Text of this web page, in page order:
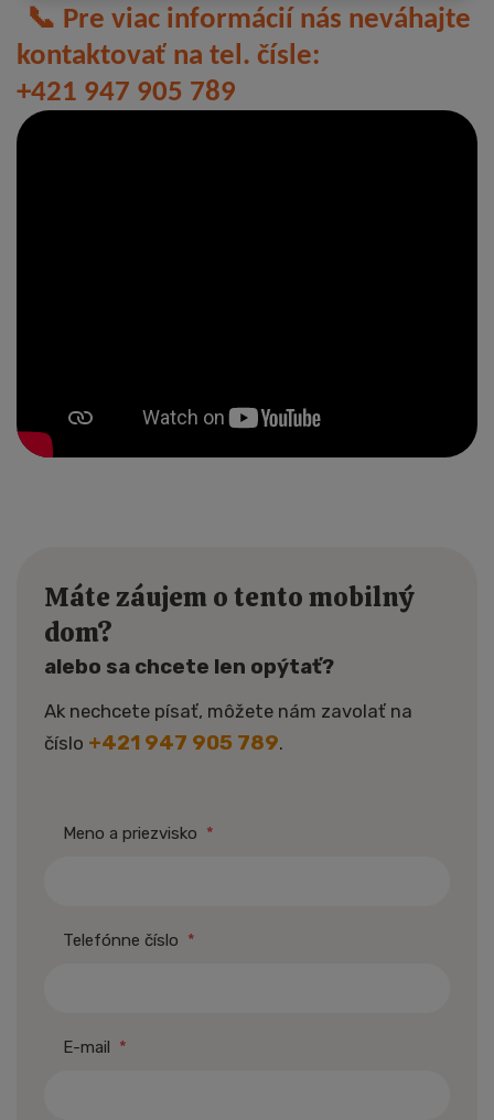
📞 Pre viac informácií nás neváhajte
kontaktovať na tel. čísle:
+421 947 905 789
Máte záujem o tento mobilný
dom?
alebo sa chcete len opýtať?
Ak nechcete písať, môžete nám zavolať na
číslo +421 947 905 789.
Meno a priezvisko *
Telefónne číslo *
E-mail *